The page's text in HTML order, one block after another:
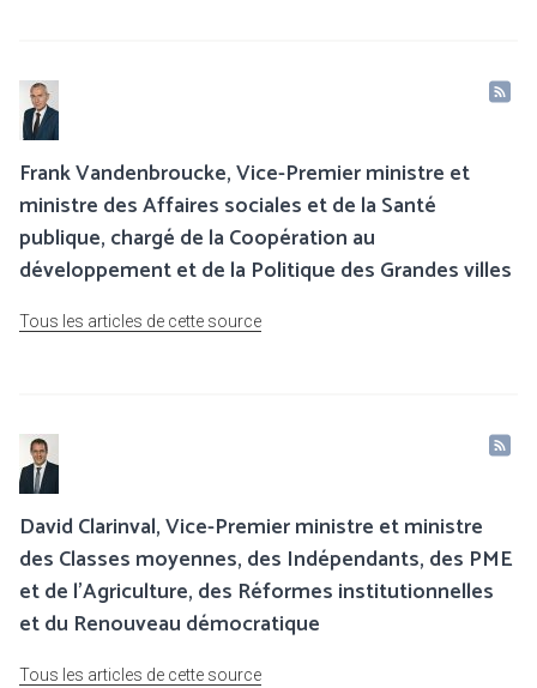
Frank Vandenbroucke, Vice-Premier ministre et
ministre des Affaires sociales et de la Santé
publique, chargé de la Coopération au
développement et de la Politique des Grandes villes
Tous les articles de cette source
David Clarinval, Vice-Premier ministre et ministre
des Classes moyennes, des Indépendants, des PME
et de l’Agriculture, des Réformes institutionnelles
et du Renouveau démocratique
Tous les articles de cette source